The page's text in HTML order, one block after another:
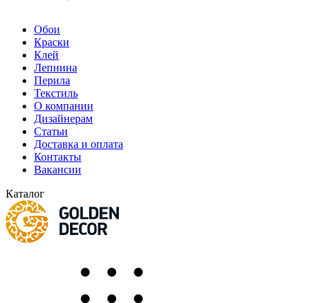
Обои
Краски
Клей
Лепнина
Перила
Текстиль
О компании
Дизайнерам
Статьи
Доставка и оплата
Контакты
Вакансии
Каталог